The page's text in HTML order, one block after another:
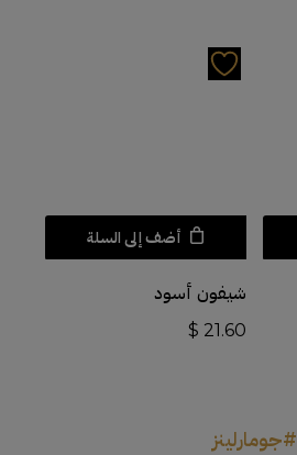
أضف إلى السلة
شيفون أسود
$ 21.60
#جومارلينز